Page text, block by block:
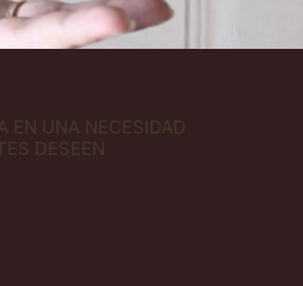
EN UNA NECESIDAD
DESEEN